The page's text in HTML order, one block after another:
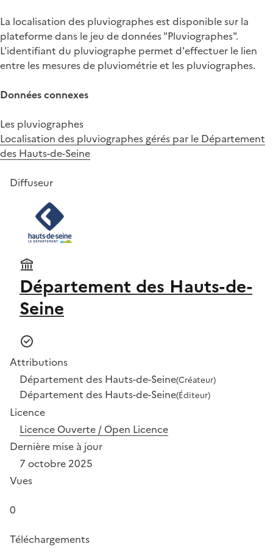
La localisation des pluviographes est disponible sur la
plateforme dans le jeu de données "Pluviographes".
L'identifiant du pluviographe permet d'effectuer le lien
entre les mesures de pluviométrie et les pluviographes.
Données connexes
Les pluviographes
Localisation des pluviographes gérés par le Département
des Hauts-de-Seine
Diffuseur
Département des Hauts-de-
Seine
Attributions
Département des Hauts-de-Seine(Créateur)
Département des Hauts-de-Seine(Éditeur)
Licence
Licence Ouverte / Open Licence
Dernière mise à jour
7 octobre 2025
Vues
0
Téléchargements